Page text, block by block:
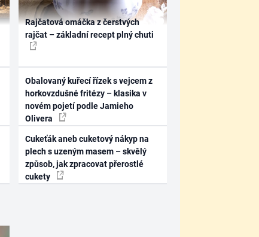
Rajčatová omáčka z čerstvých
rajčat – základní recept plný chuti
Obalovaný kuřecí řízek s vejcem z
horkovzdušné fritézy – klasika v
novém pojetí podle Jamieho
Olivera
Cukeťák aneb cuketový nákyp na
plech s uzeným masem – skvělý
způsob, jak zpracovat přerostlé
cukety